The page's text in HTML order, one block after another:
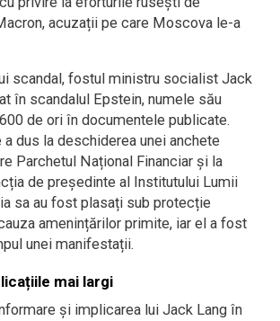
acuzații pe care Moscova le-a
scandal, fostul ministru socialist Jack
în scandalul Epstein, numele său
de ori în documentele publicate.
dus la deschiderea unei anchete
Parchetul Național Financiar și la
de președinte al Institutului Lumii
sa au fost plasați sub protecție
amenințărilor primite, iar el a fost
unei manifestații.
mai largi
și implicarea lui Jack Lang în